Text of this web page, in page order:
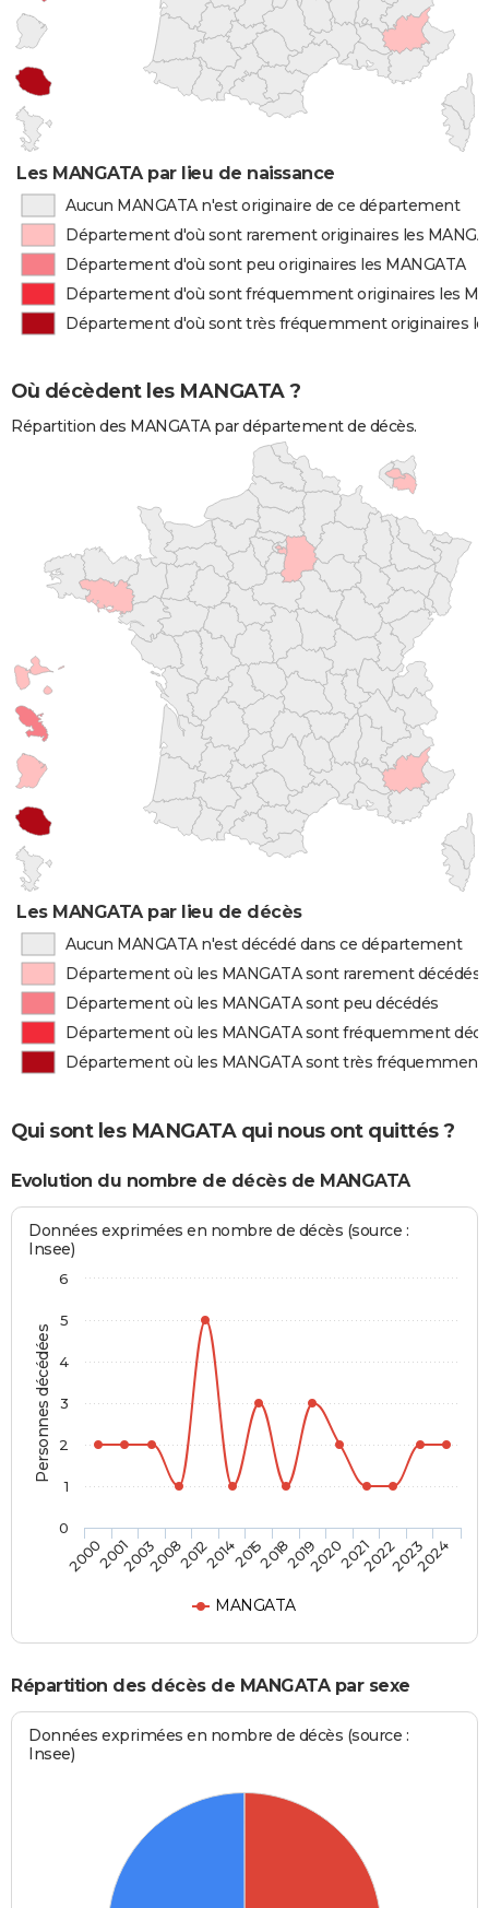
Les MANGATA par lieu de naissance
Aucun MANGATA n'est originaire de ce département
Département d'où sont rarement originaires les
Département d'où sont peu originaires les MANGATA
Département d'où sont fréquemment originaires les
Département d'où sont très fréquemment originaires
Où décèdent les MANGATA ?
Répartition des MANGATA par département de décès.
Les MANGATA par lieu de décès
Aucun MANGATA n'est décédé dans ce département
Département où les MANGATA sont rarement décédés
Département où les MANGATA sont peu décédés
Département où les MANGATA sont fréquemment
Département où les MANGATA sont très fréquemment
Qui sont les MANGATA qui nous ont quittés ?
Evolution du nombre de décès de MANGATA
Personnes décédées
Données exprimées en nombre de décès (source :
Insee)
MANGATA
20002001200320082012201420152018201920202021202220232024
0
1
2
3
4
5
6
Répartition des décès de MANGATA par sexe
Données exprimées en nombre de décès (source :
Insee)